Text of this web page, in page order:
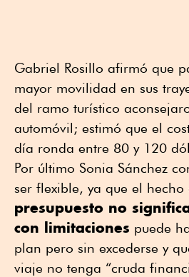
Gabriel Rosillo afirmó que
mayor movilidad en sus
del ramo turístico
automóvil; estimó que el
día ronda entre 80 y 120
Por último Sonia Sánchez
ser flexible, ya que el hecho
presupuesto no
con limitaciones puede
plan pero sin excederse y
viaje no tenga “cruda